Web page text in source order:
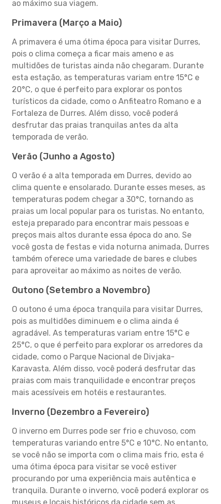
ao máximo sua viagem.
Primavera (Março a Maio)
A primavera é uma ótima época para visitar Durres,
pois o clima começa a ficar mais ameno e as
multidões de turistas ainda não chegaram. Durante
esta estação, as temperaturas variam entre 15°C e
20°C, o que é perfeito para explorar os pontos
turísticos da cidade, como o Anfiteatro Romano e a
Fortaleza de Durres. Além disso, você poderá
desfrutar das praias tranquilas antes da alta
temporada de verão.
Verão (Junho a Agosto)
O verão é a alta temporada em Durres, devido ao
clima quente e ensolarado. Durante esses meses, as
temperaturas podem chegar a 30°C, tornando as
praias um local popular para os turistas. No entanto,
esteja preparado para encontrar mais pessoas e
preços mais altos durante essa época do ano. Se
você gosta de festas e vida noturna animada, Durres
também oferece uma variedade de bares e clubes
para aproveitar ao máximo as noites de verão.
Outono (Setembro a Novembro)
O outono é uma época tranquila para visitar Durres,
pois as multidões diminuem e o clima ainda é
agradável. As temperaturas variam entre 15°C e
25°C, o que é perfeito para explorar os arredores da
cidade, como o Parque Nacional de Divjaka-
Karavasta. Além disso, você poderá desfrutar das
praias com mais tranquilidade e encontrar preços
mais acessíveis em hotéis e restaurantes.
Inverno (Dezembro a Fevereiro)
O inverno em Durres pode ser frio e chuvoso, com
temperaturas variando entre 5°C e 10°C. No entanto,
se você não se importa com o clima mais frio, esta é
uma ótima época para visitar se você estiver
procurando por uma experiência mais autêntica e
tranquila. Durante o inverno, você poderá explorar os